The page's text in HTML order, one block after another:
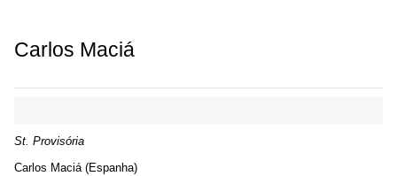
Carlos Maciá
St. Provisória
Carlos Maciá (Espanha)